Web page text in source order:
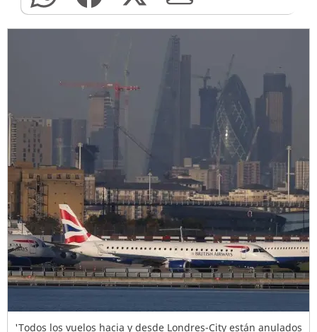
'Todos los vuelos hacia y desde Londres-City están anulados